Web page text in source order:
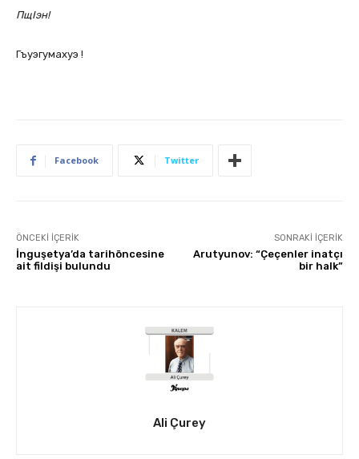
ПщIэн!
Гъуэгумахуэ !
Facebook Twitter
ÖNCEKI İÇERIK
İnguşetya’da tarihöncesine
ait fildişi bulundu
SONRAKI İÇERIK
Arutyunov: “Çeçenler inatçı
bir halk”
Ali Çurey